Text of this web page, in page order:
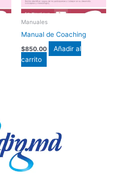
Manuales
Manual de Coaching
$850.00
Añadir al
carrito